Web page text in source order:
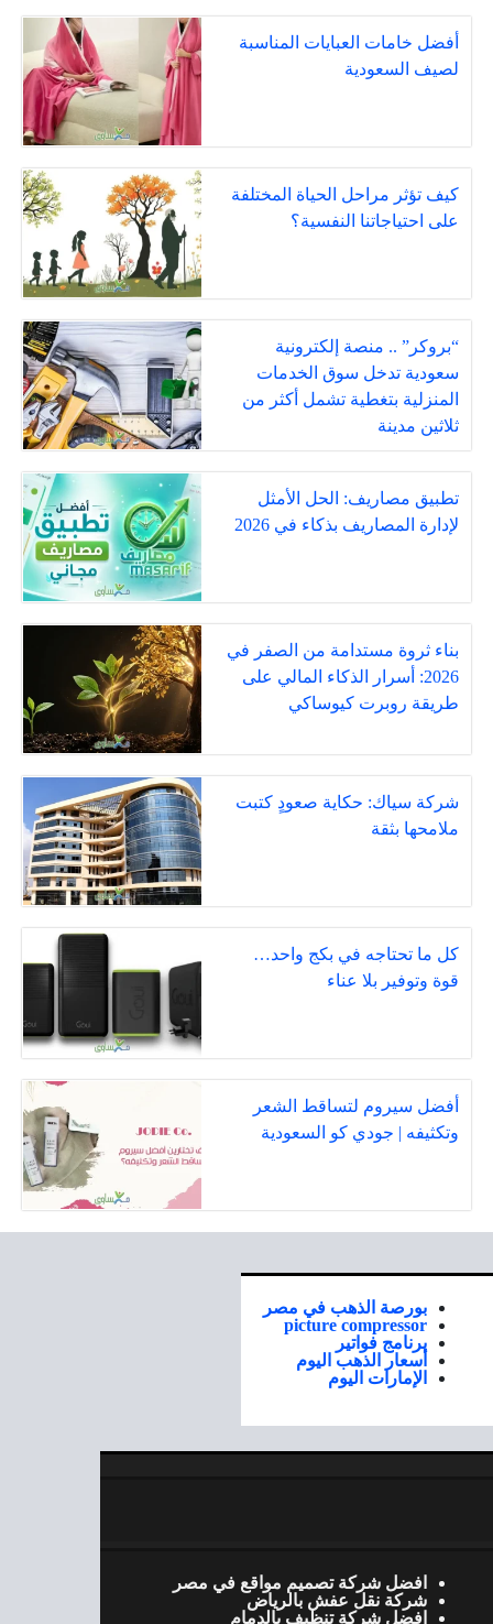
أفضل خامات العبايات المناسبة
لصيف السعودية
كيف تؤثر مراحل الحياة المختلفة
على احتياجاتنا النفسية؟
“بروكر” .. منصة إلكترونية
سعودية تدخل سوق الخدمات
المنزلية بتغطية تشمل أكثر من
ثلاثين مدينة
تطبيق مصاريف: الحل الأمثل
لإدارة المصاريف بذكاء في 2026
بناء ثروة مستدامة من الصفر في
2026: أسرار الذكاء المالي على
طريقة روبرت كيوساكي
شركة سياك: حكاية صعودٍ كتبت
ملامحها بثقة
كل ما تحتاجه في بكج واحد…
قوة وتوفير بلا عناء
أفضل سيروم لتساقط الشعر
وتكثيفه | جودي كو السعودية
بورصة الذهب في مصر
picture compressor
برنامج فواتير
أسعار الذهب اليوم
الإمارات اليوم
افضل شركة تصميم مواقع في مصر
شركة نقل عفش بالرياض
افضل شركة تنظيف بالدمام